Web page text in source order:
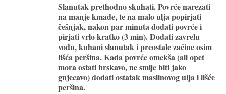
Slanutak prethodno skuhati. Povrće narezati
na manje kmade, te na malo ulja popirjati
češnjak, nakon par minuta dodati povrće i
pirjati vrlo kratko (3 min). Dodati zavrelu
vodu, kuhani slanutak i preostale začine osim
lišća peršina. Kada povrće omekša (ali opet
mora ostati hrskavo, ne smije biti jako
gnjecavo) dodati ostatak maslinovog ulja i lišće
peršina.